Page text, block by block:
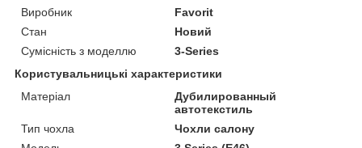
Виробник
Favorit
Стан
Новий
Сумісність з моделлю
3-Series
Користувальницькі характеристики
Матеріал
Дубилированный
автотекстиль
Тип чохла
Чохли салону